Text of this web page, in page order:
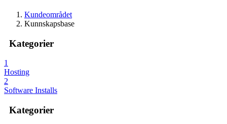
Kundeområdet
Kunnskapsbase
Kategorier
1
Hosting
2
Software Installs
Kategorier